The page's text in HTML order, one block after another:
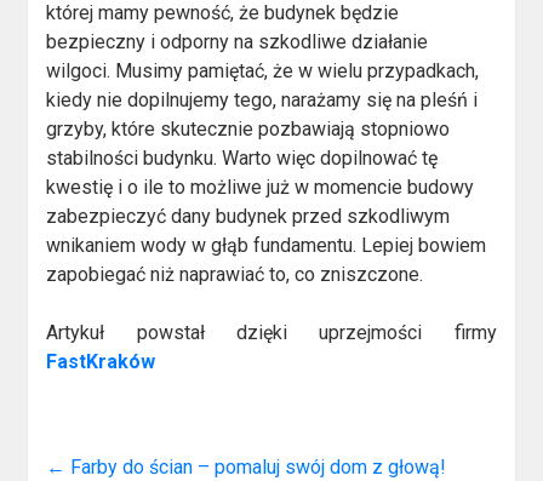
której mamy pewność, że budynek będzie
bezpieczny i odporny na szkodliwe działanie
wilgoci. Musimy pamiętać, że w wielu przypadkach,
kiedy nie dopilnujemy tego, narażamy się na pleśń i
grzyby, które skutecznie pozbawiają stopniowo
stabilności budynku. Warto więc dopilnować tę
kwestię i o ile to możliwe już w momencie budowy
zabezpieczyć dany budynek przed szkodliwym
wnikaniem wody w głąb fundamentu. Lepiej bowiem
zapobiegać niż naprawiać to, co zniszczone.
Artykuł powstał dzięki uprzejmości firmy
FastKraków
← Farby do ścian – pomaluj swój dom z głową!